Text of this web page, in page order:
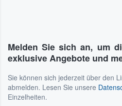
Melden Sie sich an, um
exklusive Angebote und
Sie können sich jederzeit über den
abmelden. Lesen Sie unsere
Einzelheiten.